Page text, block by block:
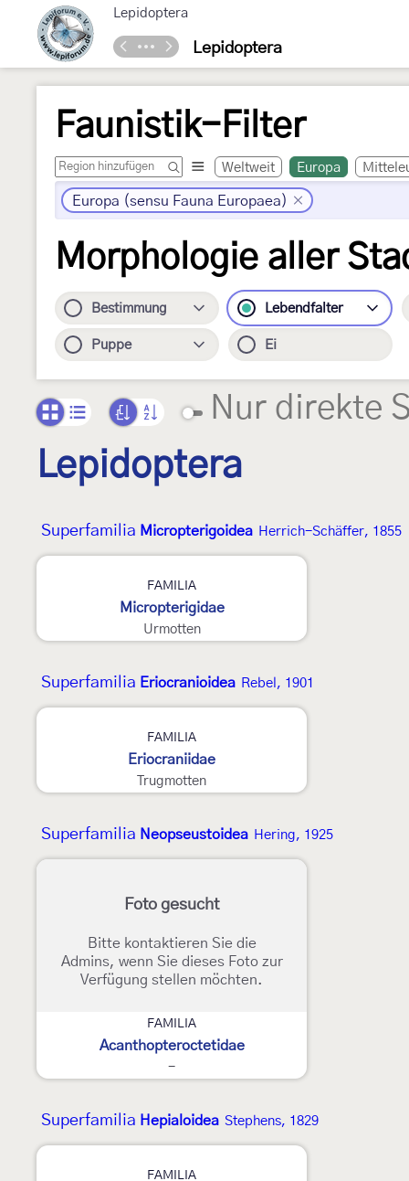
Lepidoptera
Lepidoptera
Faunistik-Filter
Weltweit Europa
Europa (sensu Fauna Europaea)
Morphologie aller
Bestimmung Lebendfalter
Puppe Ei
Nur direkte
Lepidoptera
Superfamilia Micropterigoidea Herrich-Schäffer, 1855
FAMILIA
Micropterigidae
Urmotten
Superfamilia Eriocranioidea Rebel, 1901
FAMILIA
Eriocraniidae
Trugmotten
Superfamilia Neopseustoidea Hering, 1925
Foto gesucht
Bitte kontaktieren Sie die
Admins, wenn Sie dieses Foto zur
Verfügung stellen möchten.
FAMILIA
Acanthopteroctetidae
-
Superfamilia Hepialoidea Stephens, 1829
FAMILIA